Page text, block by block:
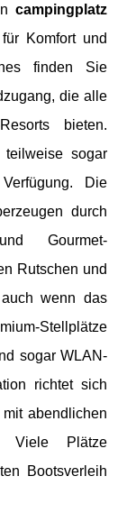
campingplatz
Komfort und
finden Sie
die alle
bieten.
teilweise sogar
Die
durch
Gourmet-
Rutschen und
wenn das
Stellplätze
sogar WLAN-
richtet sich
abendlichen
Viele Plätze
Bootsverleih